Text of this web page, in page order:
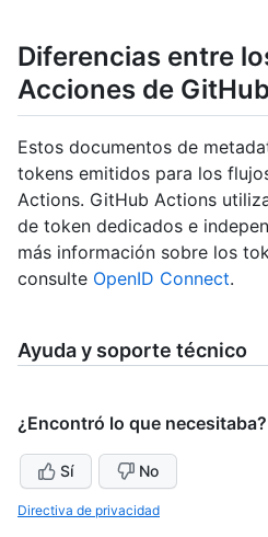
Diferencias entre
Acciones de GitHub
Estos documentos de
tokens emitidos para los
Actions. GitHub Actions
de token dedicados e
más información sobre los
consulte OpenID Connect.
Ayuda y soporte técnico
¿Encontró lo que necesitaba?
Sí No
Directiva de privacidad